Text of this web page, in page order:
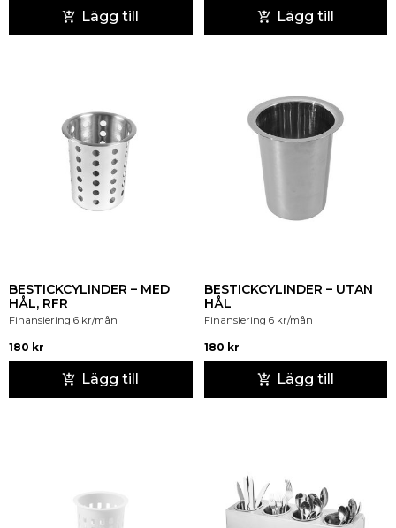
Lägg till Lägg till
BESTICKCYLINDER – MED
HÅL, RFR
Finansiering 6 kr/mån
180 kr
Lägg till
BESTICKCYLINDER – UTAN
HÅL
Finansiering 6 kr/mån
180 kr
Lägg till